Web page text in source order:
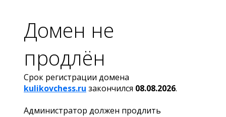
Домен не
продлён
Срок регистрации домена
kulikovchess.ru закончился 08.08.2026.
Администратор должен продлить